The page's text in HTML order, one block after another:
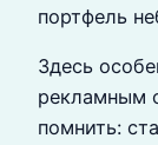
портфель
Здесь
рекламным
помнить: